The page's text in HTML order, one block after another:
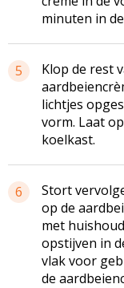
minuten in
5
Klop de rest
lichtjes
vorm. Laat
koelkast.
6
Stort
op de
met
opstijven in
vlak voor
de